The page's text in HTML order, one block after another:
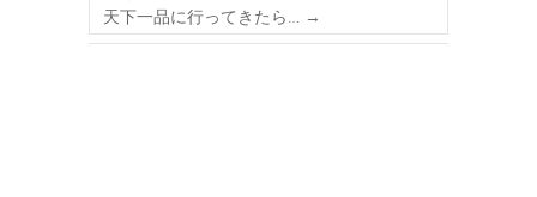
天下一品に行ってきたら… →